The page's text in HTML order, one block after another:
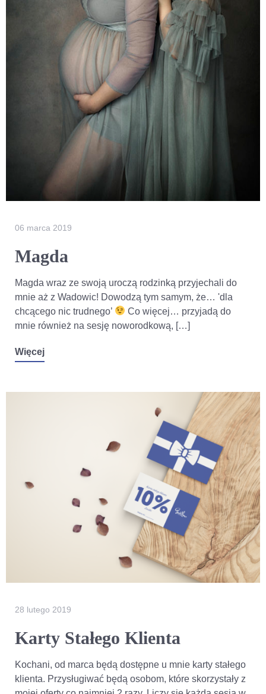
06 marca 2019
Magda
Magda wraz ze swoją uroczą rodzinką przyjechali do
mnie aż z Wadowic! Dowodzą tym samym, że… 'dla
chcącego nic trudnego’
Co więcej… przyjadą do
mnie również na sesję noworodkową, […]
Więcej
28 lutego 2019
Karty Stałego Klienta
Kochani, od marca będą dostępne u mnie karty stałego
klienta. Przysługiwać będą osobom, które skorzystały z